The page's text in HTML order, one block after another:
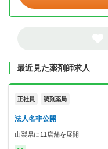
最近見た薬剤師求人
正社員 調剤薬局
法人名非公開
山梨県に11店舗を展開